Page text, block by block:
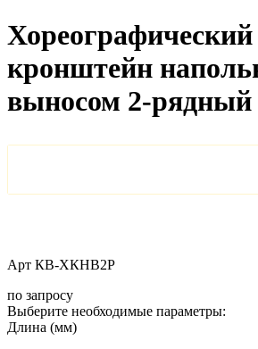
Хореографический
кронштейн
выносом 2-рядный
Арт КВ-ХКНВ2Р
по запросу
Выберите необходимые параметры:
Длина (мм)